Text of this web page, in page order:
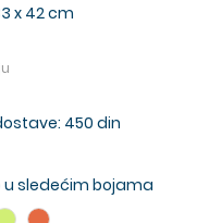
x 42 cm
450 din
u sledećim bojama